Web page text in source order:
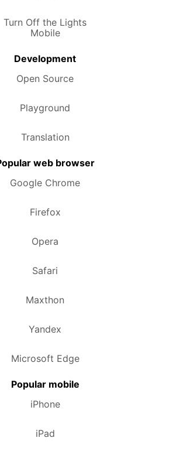
Turn Off the Lights
Mobile
Development
Open Source
Playground
Translation
web browser
Google Chrome
Firefox
Opera
Safari
Maxthon
Yandex
Microsoft Edge
Popular mobile
iPhone
iPad